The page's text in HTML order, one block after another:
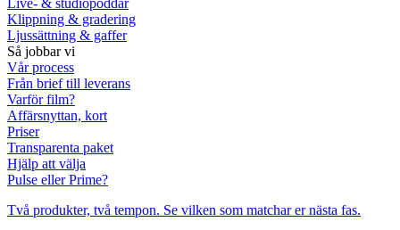
Klippning & gradering
Ljussättning & gaffer
Så jobbar vi
Vår process
Från brief till leverans
Varför film?
Affärsnyttan, kort
Priser
Transparenta paket
Hjälp att välja
Pulse eller Prime?
Två produkter, två tempon. Se vilken som matchar er nästa fas.